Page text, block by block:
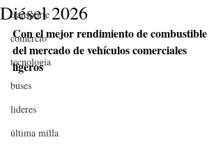
transporte
comercio
tecnologia
buses
lideres
última milla
Diésel 2026
Con el mejor rendimiento de combustible
del mercado de vehículos comerciales
ligeros